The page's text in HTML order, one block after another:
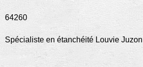
64260
Spécialiste en étanchéité Louvie